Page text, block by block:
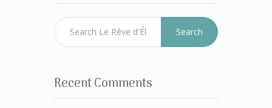
Search
Recent Comments